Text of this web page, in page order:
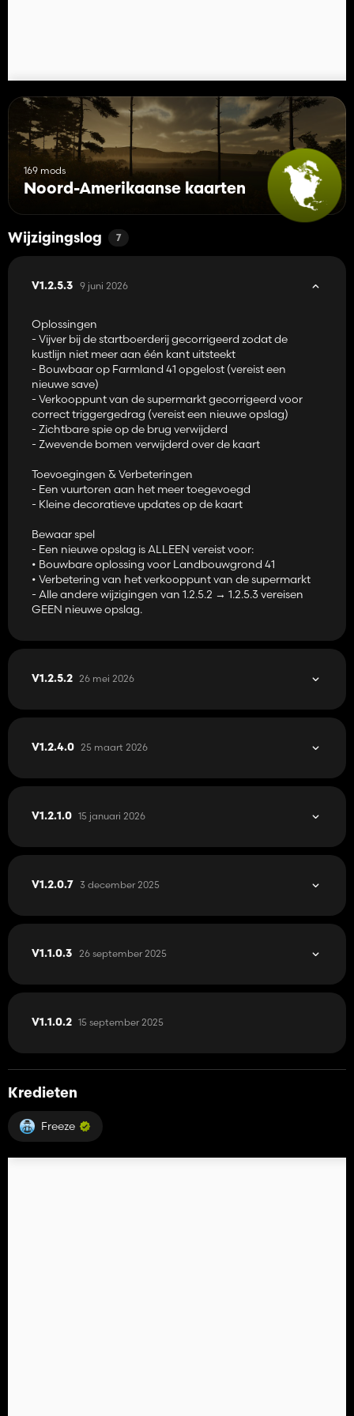
169 mods
Noord-Amerikaanse kaarten
Wijzigingslog 7
V1.2.5.3 9 juni 2026
Oplossingen
- Vijver bij de startboerderij gecorrigeerd zodat de
kustlijn niet meer aan één kant uitsteekt
- Bouwbaar op Farmland 41 opgelost (vereist een
nieuwe save)
- Verkooppunt van de supermarkt gecorrigeerd voor
correct triggergedrag (vereist een nieuwe opslag)
- Zichtbare spie op de brug verwijderd
- Zwevende bomen verwijderd over de kaart
Toevoegingen & Verbeteringen
- Een vuurtoren aan het meer toegevoegd
- Kleine decoratieve updates op de kaart
Bewaar spel
- Een nieuwe opslag is ALLEEN vereist voor:
• Bouwbare oplossing voor Landbouwgrond 41
• Verbetering van het verkooppunt van de supermarkt
- Alle andere wijzigingen van 1.2.5.2 → 1.2.5.3 vereisen
GEEN nieuwe opslag.
V1.2.5.2 26 mei 2026
V1.2.4.0 25 maart 2026
V1.2.1.0 15 januari 2026
V1.2.0.7 3 december 2025
V1.1.0.3 26 september 2025
V1.1.0.2 15 september 2025
Kredieten
Freeze